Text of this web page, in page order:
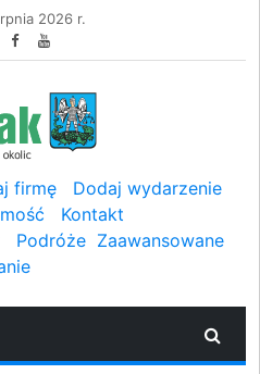
2026 r.
firmę
Dodaj wydarzenie
Kontakt
Podróże Zaawansowane